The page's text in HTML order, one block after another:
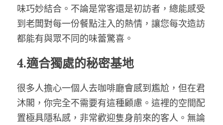
味巧妙結合。不論是常客還是初訪者，總能感受
到老闆對每一份餐點注入的熱情，讓您每次造訪
都能有與眾不同的味蕾驚喜。
4.適合獨處的秘密基地
很多人擔心一個人去咖啡廳會感到尷尬，但在君
沐閣，你完全不需要有這種顧慮。這裡的空間配
置極具隱私感，非常歡迎隻身前來的客人。無論